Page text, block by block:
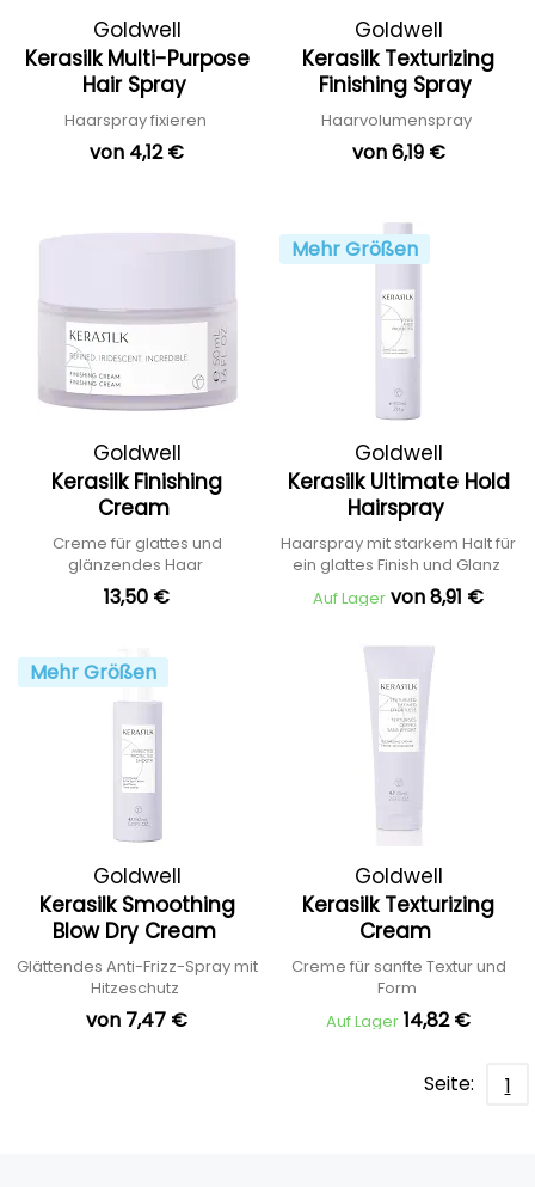
Goldwell
Kerasilk Multi-Purpose
Hair Spray
Haarspray fixieren
von 4,12 €
Goldwell
Kerasilk Texturizing
Finishing Spray
Haarvolumenspray
von 6,19 €
Goldwell
Kerasilk Finishing
Cream
Creme für glattes und
glänzendes Haar
13,50 €
Mehr Größen
Goldwell
Kerasilk Ultimate Hold
Hairspray
Haarspray mit starkem Halt für
ein glattes Finish und Glanz
Auf Lager von 8,91 €
Mehr Größen
Goldwell
Kerasilk Smoothing
Blow Dry Cream
Glättendes Anti-Frizz-Spray mit
Hitzeschutz
von 7,47 €
Goldwell
Kerasilk Texturizing
Cream
Creme für sanfte Textur und
Form
Auf Lager 14,82 €
Seite: 1